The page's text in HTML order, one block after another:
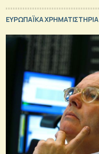
ΕΥΡΩΠΑΪΚΑ ΧΡΗΜΑΤΙΣΤΗΡΙΑ